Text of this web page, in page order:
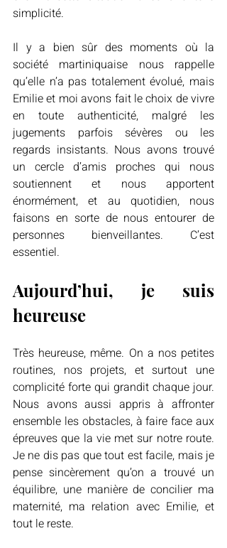
simplicité.
Il y a bien sûr des moments où la
société martiniquaise nous rappelle
qu’elle n’a pas totalement évolué, mais
Emilie et moi avons fait le choix de vivre
en toute authenticité, malgré les
jugements parfois sévères ou les
regards insistants. Nous avons trouvé
un cercle d’amis proches qui nous
soutiennent et nous apportent
énormément, et au quotidien, nous
faisons en sorte de nous entourer de
personnes bienveillantes. C’est
essentiel.
Aujourd’hui, je suis
heureuse
Très heureuse, même. On a nos petites
routines, nos projets, et surtout une
complicité forte qui grandit chaque jour.
Nous avons aussi appris à affronter
ensemble les obstacles, à faire face aux
épreuves que la vie met sur notre route.
Je ne dis pas que tout est facile, mais je
pense sincèrement qu’on a trouvé un
équilibre, une manière de concilier ma
maternité, ma relation avec Emilie, et
tout le reste.